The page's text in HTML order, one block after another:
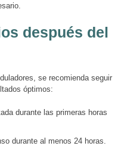
después del
se recomienda seguir
óptimos:
durante las primeras horas
durante al menos 24 horas.